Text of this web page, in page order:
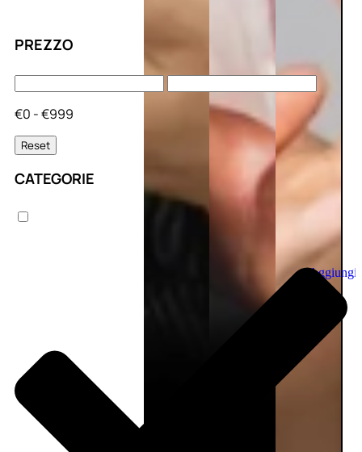
Aggiungi
carrello
PREZZO
€0 - €999
Reset
CATEGORIE